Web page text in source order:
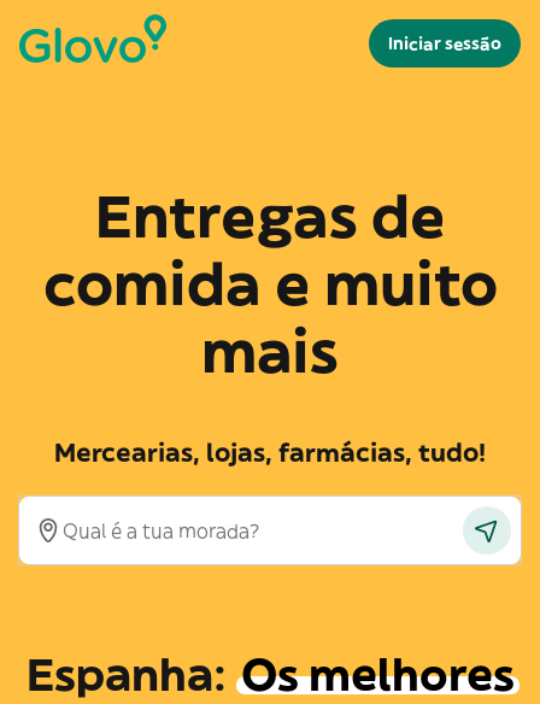
Iniciar sessão
Entregas de
comida e muito
mais
Mercearias, lojas, farmácias, tudo!
Espanha: Os melhores